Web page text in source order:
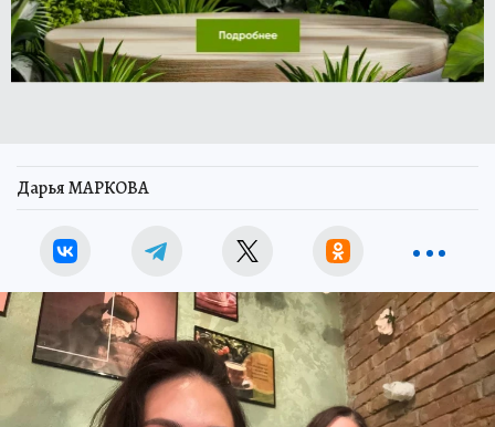
Дарья МАРКОВА